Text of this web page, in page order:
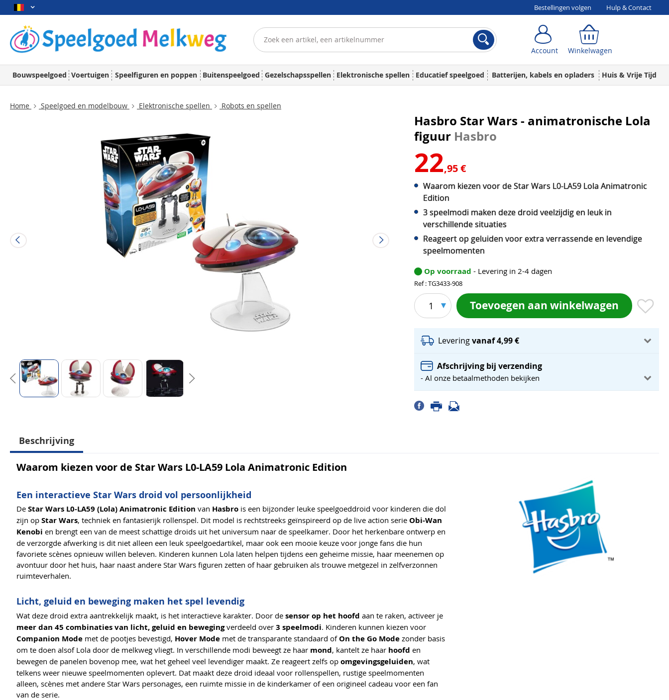
Bestellingen volgen Hulp & Contact
Account Winkelwagen
Bouwspeelgoed Voertuigen Speelfiguren en poppen Buitenspeelgoed Gezelschapsspellen Elektronische spellen Educatief speelgoed Batterijen, kabels en opladers Huis & Vrije Tijd
Home Speelgoed en modelbouw Elektronische spellen Robots en spellen
Hasbro Star Wars - animatronische Lola
figuur Hasbro
22,95 €
Waarom kiezen voor de Star Wars L0-LA59 Lola Animatronic
Edition
3 speelmodi maken deze droid veelzijdig en leuk in
verschillende situaties
Reageert op geluiden voor extra verrassende en levendige
speelmomenten
Op voorraad - Levering in 2-4 dagen
Ref : TG3433-908
1 Toevoegen aan winkelwagen
Leveringvanaf 4,99 €
Afschrijving bij verzending
- Al onze betaalmethoden bekijken
Beschrijving
Waarom kiezen voor de Star Wars L0-LA59 Lola Animatronic Edition
Een interactieve Star Wars droid vol persoonlijkheid
De Star Wars L0-LA59 (Lola) Animatronic Edition van Hasbro is een bijzonder leuke speelgoeddroid voor kinderen die dol
zijn op Star Wars, techniek en fantasierijk rollenspel. Dit model is rechtstreeks geïnspireerd op de live action serie Obi-Wan
Kenobi en brengt een van de meest schattige droids uit het universum naar de speelkamer. Door het herkenbare ontwerp en
de verzorgde afwerking is dit niet alleen een leuk speelgoedartikel, maar ook een mooie keuze voor jonge fans die hun
favoriete scènes opnieuw willen beleven. Kinderen kunnen Lola laten helpen tijdens een geheime missie, haar meenemen op
avontuur door het huis, haar naast andere Star Wars figuren zetten of haar gebruiken als trouwe metgezel in zelfverzonnen
ruimteverhalen.
Licht, geluid en beweging maken het spel levendig
Wat deze droid extra aantrekkelijk maakt, is het interactieve karakter. Door de sensor op het hoofd aan te raken, activeer je
meer dan 45 combinaties van licht, geluid en bewegingverdeeld over 3 speelmodi. Kinderen kunnen kiezen voor
Companion Mode met de pootjes bevestigd, Hover Mode met de transparante standaard of On the Go Mode zonder basis
om te doen alsof Lola door de melkweg vliegt. In verschillende modi beweegt ze haar mond, kantelt ze haar hoofd en
bewegen de panelen bovenop mee, wat het geheel veel levendiger maakt. Ze reageert zelfs op omgevingsgeluiden, wat
telkens weer nieuwe speelmomenten oplevert. Dat maakt deze droid ideaal voor rollenspellen, rustige speelmomenten
alleen, scènes met andere Star Wars personages, een ruimte missie in de kinderkamer of een origineel cadeau voor een fan
van de serie.
Account Winkelwagen